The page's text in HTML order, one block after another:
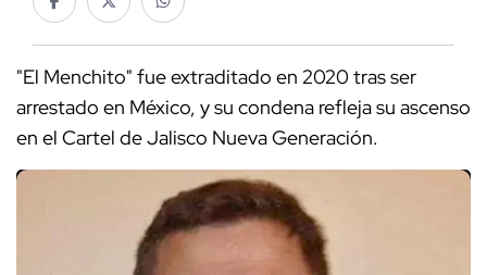
"El Menchito" fue extraditado en 2020 tras ser
arrestado en México, y su condena refleja su ascenso
en el Cartel de Jalisco Nueva Generación.